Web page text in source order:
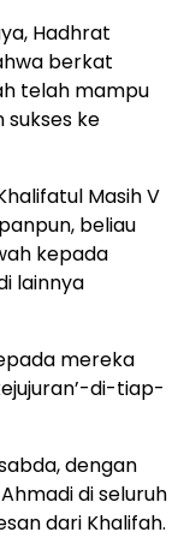
Hadhrat
berkat
telah mampu
ke
Masih V
beliau
kepada
lainnya
mereka
di-tiap-
dengan
di seluruh
dari Khalifah.